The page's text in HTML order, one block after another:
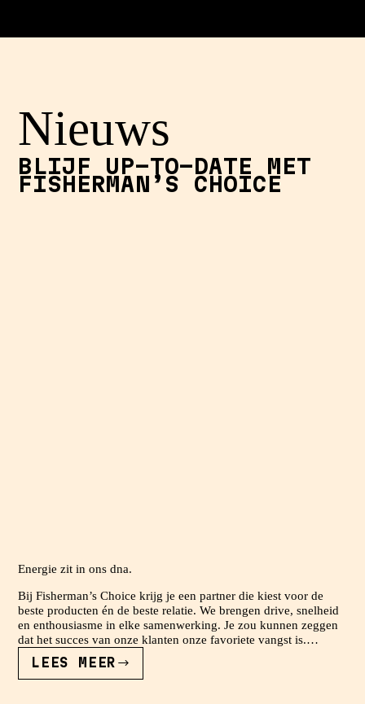
Nieuws
BLIJF UP-TO-DATE MET
FISHERMAN’S CHOICE
Energie zit in ons dna.
Bij Fisherman’s Choice krijg je een partner die kiest voor de
beste producten én de beste relatie. We brengen drive, snelheid
en enthousiasme in elke samenwerking. Je zou kunnen zeggen
dat het succes van onze klanten onze favoriete vangst is.…
LEES MEER
ENERGIE
ZIT